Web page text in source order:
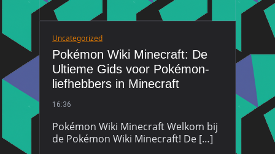
Uncategorized
Pokémon Wiki Minecraft: De
Ultieme Gids voor Pokémon-
liefhebbers in Minecraft
16:36
Pokémon Wiki Minecraft Welkom bij
de Pokémon Wiki Minecraft! De […]